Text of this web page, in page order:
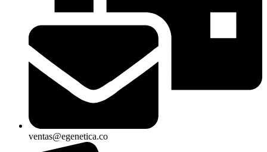
ventas@egenetica.co